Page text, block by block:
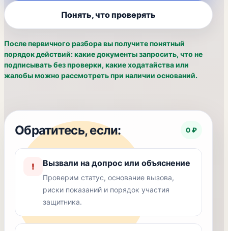
Понять, что проверять
После первичного разбора вы получите понятный
порядок действий: какие документы запросить, что не
подписывать без проверки, какие ходатайства или
жалобы можно рассмотреть при наличии оснований.
Обратитесь, если: 0 ₽
! Вызвали на допрос или объяснение
Проверим статус, основание вызова,
риски показаний и порядок участия
защитника.